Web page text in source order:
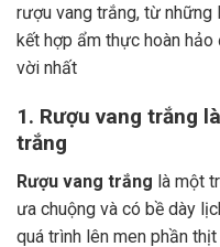
rượu vang trắng, từ
kết hợp ẩm thực hoàn
vời nhất
1. Rượu vang trắng
trắng
Rượu vang trắng là một
ưa chuộng và có bề dày
quá trình lên men phần